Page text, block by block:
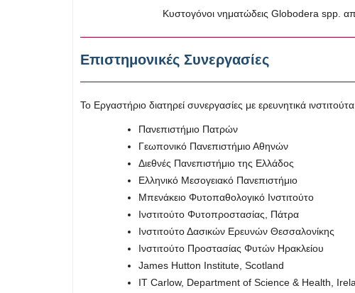
Κυστογόνοι νηματώδεις Globodera spp.
Επιστημονικές Συνεργασίες
Το Εργαστήριο διατηρεί συνεργασίες με ερευνητικά
Πανεπιστήμιο Πατρών
Γεωπονικό Πανεπιστήμιο Αθηνών
Διεθνές Πανεπιστήμιο της Ελλάδος
Ελληνικό Μεσογειακό Πανεπιστήμιο
Μπενάκειο Φυτοπαθολογικό Ινστιτούτο
Ινστιτούτο Φυτοπροστασίας, Πάτρα
Ινστιτούτο Δασικών Ερευνών Θεσσαλονίκης
Ινστιτούτο Προστασίας Φυτών Ηρακλείου
James Hutton Institute, Scotland
IT Carlow, Department of Science & Health,